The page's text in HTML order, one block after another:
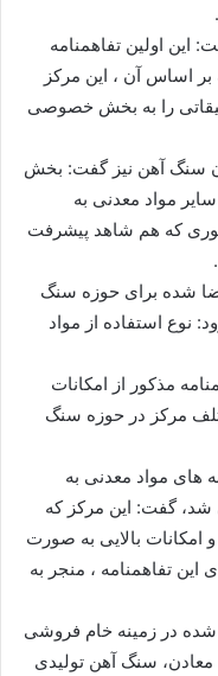
این اولین تفاهمنامه
اساس آن ، این مركز
را به بخش خصوصی
سنگ آهن نیز گفت: بخش
مواد معدنی به
كه هم شاهد پیشرفت
امضا شده برای حوزه سنگ
نوع استفاده از مواد
مذكور از امكانات
مركز در حوزه سنگ
های مواد معدنی به
شد، گفت: این مركز كه
امكانات بالایی به صورت
تفاهمنامه ، منجر به
در زمینه خام فروشی
معادن، سنگ آهن تولیدی